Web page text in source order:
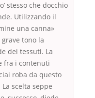
stesso che docchio
Utilizzando il
una canna»
tono la
dei tessuti. La
fra i contenuti
roba da questo
scelta seppe